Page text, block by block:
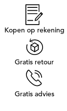
Kopen op rekening
Gratis retour
Gratis advies